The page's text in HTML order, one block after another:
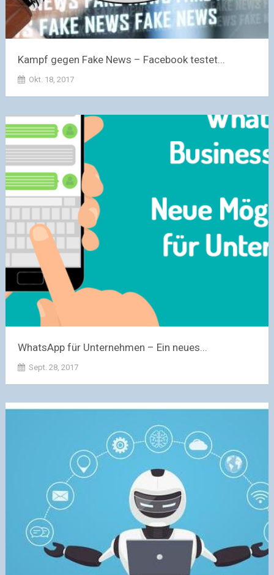
Kampf gegen Fake News – Facebook testet...
Okt. 18, 2017
WhatsApp für Unternehmen – Ein neues...
Sept. 28, 2017